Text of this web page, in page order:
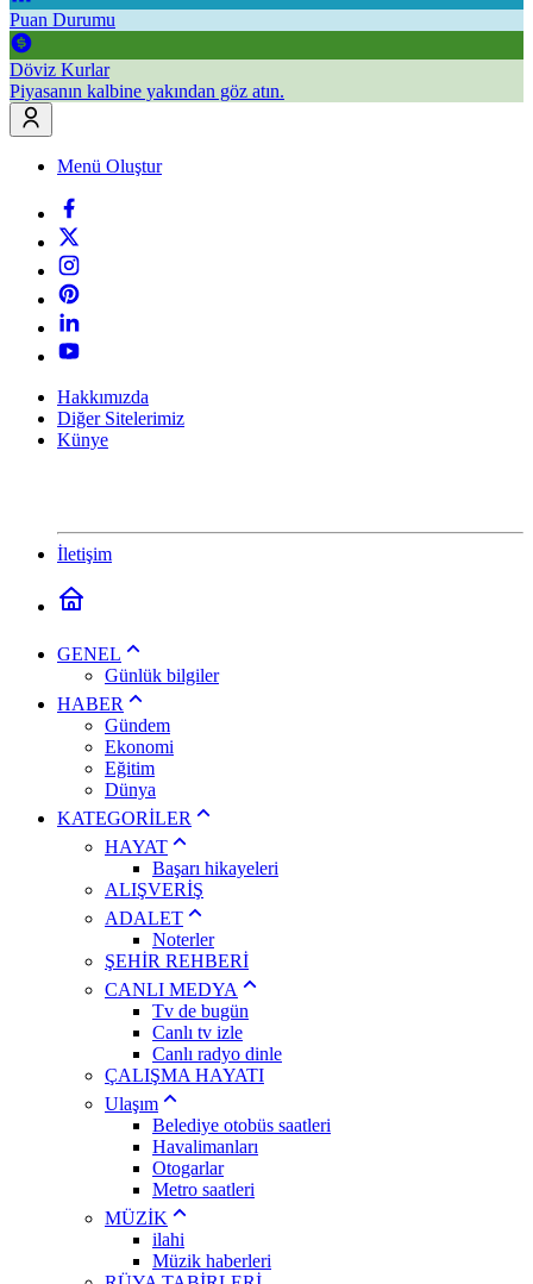
Puan Durumu
Döviz Kurlar
Piyasanın kalbine yakından göz atın.
Menü Oluştur
Hakkımızda
Diğer Sitelerimiz
Künye
İletişim
GENEL
Günlük bilgiler
HABER
Gündem
Ekonomi
Eğitim
Dünya
KATEGORİLER
HAYAT
Başarı hikayeleri
ALIŞVERİŞ
ADALET
Noterler
ŞEHİR REHBERİ
CANLI MEDYA
Tv de bugün
Canlı tv izle
Canlı radyo dinle
ÇALIŞMA HAYATI
Ulaşım
Belediye otobüs saatleri
Havalimanları
Otogarlar
Metro saatleri
MÜZİK
ilahi
Müzik haberleri